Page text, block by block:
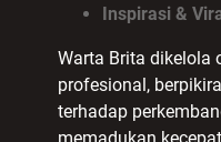
Inspirasi &
Warta Brita dikelola
profesional,
terhadap